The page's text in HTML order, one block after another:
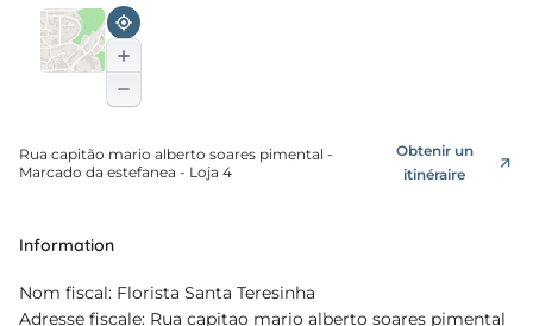
Rua capitão mario alberto soares pimental -
Marcado da estefanea - Loja 4
Obtenir un
itinéraire
Information
Nom fiscal: Florista Santa Teresinha
Adresse fiscale: Rua capitao mario alberto soares pimental